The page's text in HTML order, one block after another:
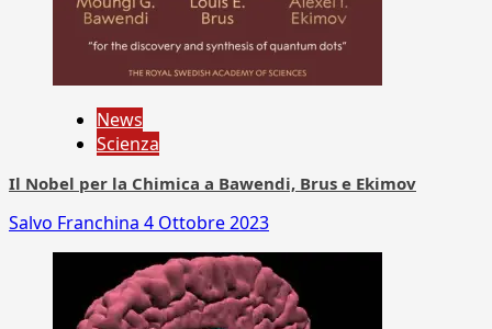
News
Scienza
Il Nobel per la Chimica a Bawendi, Brus e Ekimov
Salvo Franchina 4 Ottobre 2023